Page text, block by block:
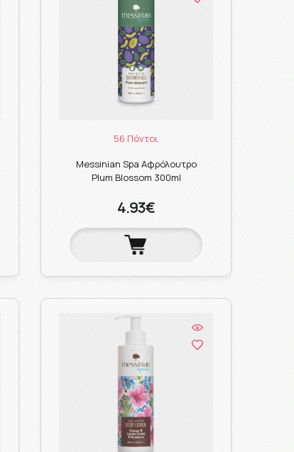
56 Πόντοι
Messinian Spa Αφρόλουτρο
Plum Blossom 300ml
4.93€